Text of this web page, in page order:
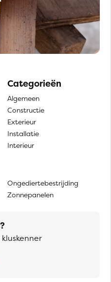
Categorieën
Algemeen
Constructie
Exterieur
Installatie
Interieur
Ongediertebestrijding
Zonnepanelen